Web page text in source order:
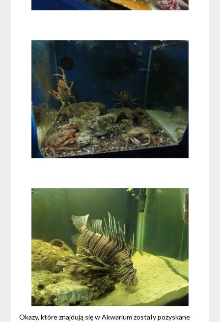
Okazy, które znajdują się w Akwarium zostały pozyskane